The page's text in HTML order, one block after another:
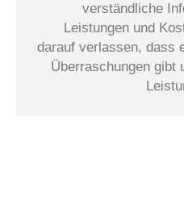
verständliche
Leistungen und
darauf verlassen, dass
Überraschungen gibt